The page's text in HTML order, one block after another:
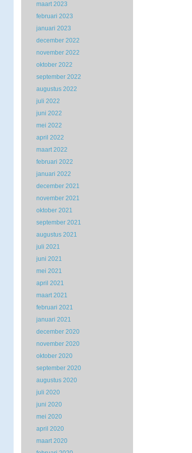
maart 2023
februari 2023
januari 2023
december 2022
november 2022
oktober 2022
september 2022
augustus 2022
juli 2022
juni 2022
mei 2022
april 2022
maart 2022
februari 2022
januari 2022
december 2021
november 2021
oktober 2021
september 2021
augustus 2021
juli 2021
juni 2021
mei 2021
april 2021
maart 2021
februari 2021
januari 2021
december 2020
november 2020
oktober 2020
september 2020
augustus 2020
juli 2020
juni 2020
mei 2020
april 2020
maart 2020